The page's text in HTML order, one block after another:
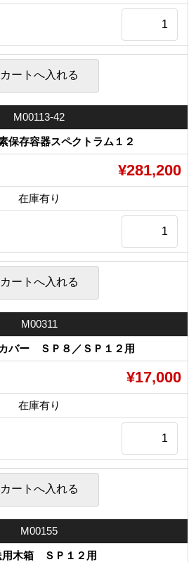
M00113-42
保存容器スペクトラム１２
¥281,200
在庫有り
M00311
バー ＳＰ８／ＳＰ１２用
¥17,000
在庫有り
M00155
用木箱 ＳＰ１２用